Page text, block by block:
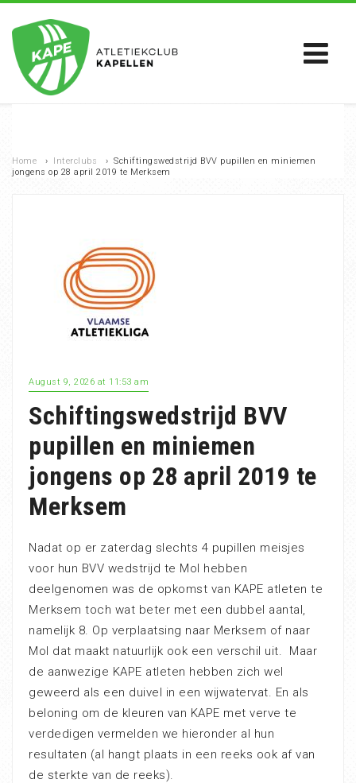
Home › Interclubs › Schiftingswedstrijd BVV pupillen en miniemen
jongens op 28 april 2019 te Merksem
August 9, 2026 at 11:53 am
Schiftingswedstrijd BVV
pupillen en miniemen
jongens op 28 april 2019 te
Merksem
Nadat op er zaterdag slechts 4 pupillen meisjes
voor hun BVV wedstrijd te Mol hebben
deelgenomen was de opkomst van KAPE atleten te
Merksem toch wat beter met een dubbel aantal,
namelijk 8. Op verplaatsing naar Merksem of naar
Mol dat maakt natuurlijk ook een verschil uit. Maar
de aanwezige KAPE atleten hebben zich wel
geweerd als een duivel in een wijwatervat. En als
beloning om de kleuren van KAPE met verve te
verdedigen vermelden we hieronder al hun
resultaten (al hangt plaats in een reeks ook af van
de sterkte van de reeks).